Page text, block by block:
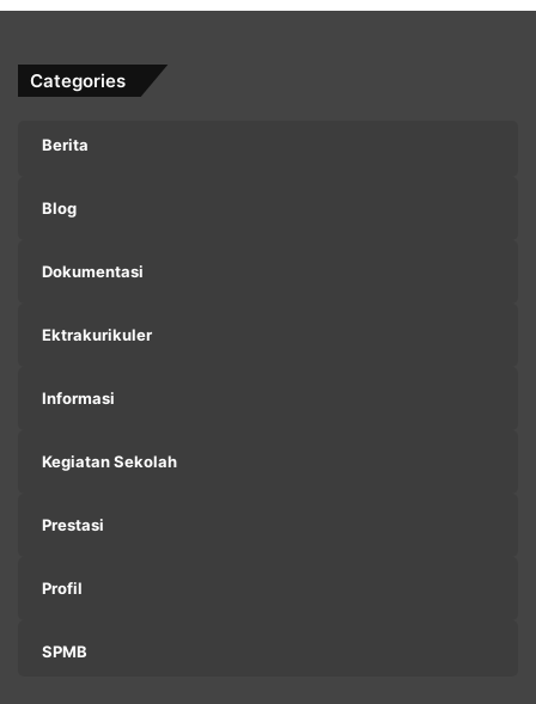
Categories
Berita
Blog
Dokumentasi
Ektrakurikuler
Informasi
Kegiatan Sekolah
Prestasi
Profil
SPMB